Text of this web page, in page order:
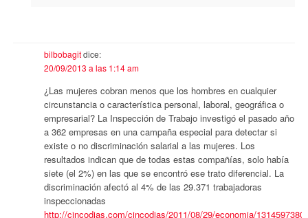
bilbobagitdice:
20/09/2013 a las 1:14 am
¿Las mujeres cobran menos que los hombres en cualquier
circunstancia o característica personal, laboral, geográfica o
empresarial? La Inspección de Trabajo investigó el pasado año
a 362 empresas en una campaña especial para detectar si
existe o no discriminación salarial a las mujeres. Los
resultados indican que de todas estas compañías, solo había
siete (el 2%) en las que se encontró ese trato diferencial. La
discriminación afectó al 4% de las 29.371 trabajadoras
inspeccionadas
http://cincodias.com/cincodias/2011/08/29/economia/